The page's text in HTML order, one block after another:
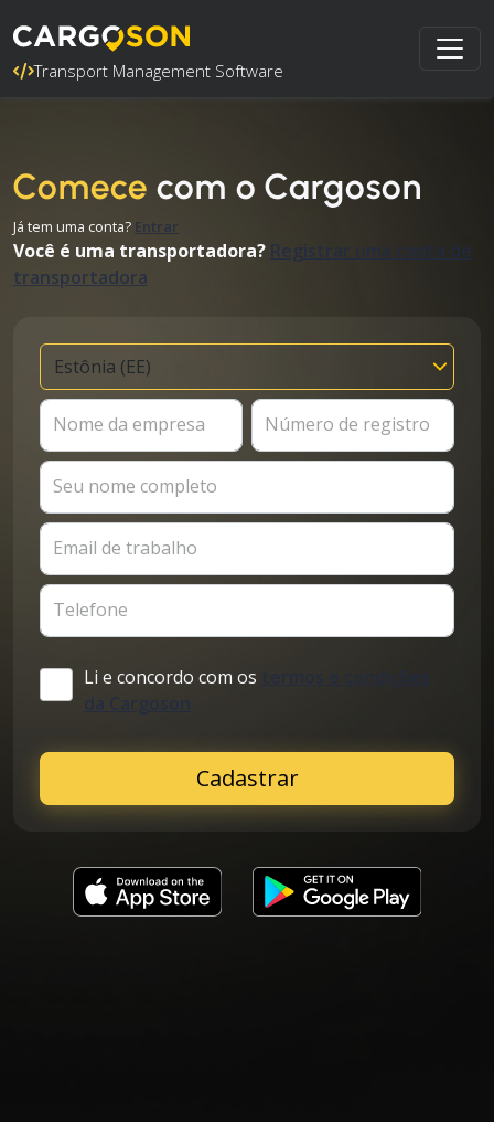
Transport Management Software
Comece com o Cargoson
Já tem uma conta? Entrar
Você é uma transportadora?
Registrar uma conta de
transportadora
Nome da empresa Número de registro
Seu nome completo
Email de trabalho
Telefone
Li e concordo com os
termos e condições
Cadastrar